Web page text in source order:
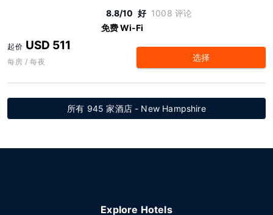
8.8/10 好 1008 评论
免费 Wi-Fi
起价 USD 511
每房 / 每夜 选择
所有 945 家酒店 - New Hampshire
Explore Hotels